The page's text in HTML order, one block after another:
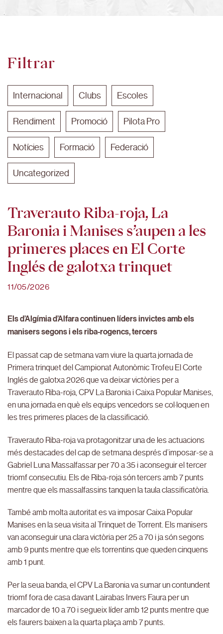
Filtrar
Internacional Clubs Escoles
Rendiment Promoció Pilota Pro
Notícies Formació Federació
Uncategorized
Traverauto Riba-roja, La
Baronia i Manises s’aupen a les
primeres places en El Corte
Inglés de galotxa trinquet
11/05/2026
Els d’Algímia d’Alfara continuen líders invictes amb els
manisers segons i els riba-rogencs, tercers
El passat cap de setmana vam viure la quarta jornada de
Primera trinquet del Campionat Autonòmic Trofeu El Corte
Inglés de galotxa 2026 que va deixar victòries per a
Traverauto Riba-roja, CPV La Baronia i Caixa Popular Manises,
en una jornada en què els equips vencedors se col·loquen en
les tres primeres places de la classificació.
Traverauto Riba-roja va protagonitzar una de les actuacions
més destacades del cap de setmana després d’imposar-se a
Gabriel Luna Massalfassar per 70 a 35 i aconseguir el tercer
triomf consecutiu. Els de Riba-roja són tercers amb 7 punts
mentre que els massalfassins tanquen la taula classificatòria.
També amb molta autoritat es va imposar Caixa Popular
Manises en la seua visita al Trinquet de Torrent. Els manisers
van aconseguir una clara victòria per 25 a 70 i ja són segons
amb 9 punts mentre que els torrentins que queden cinquens
amb 1 punt.
Per la seua banda, el CPV La Baronia va sumar un contundent
triomf fora de casa davant Lairabas Invers Faura per un
marcador de 10 a 70 i segueix líder amb 12 punts mentre que
els faurers baixen a la quarta plaça amb 7 punts.